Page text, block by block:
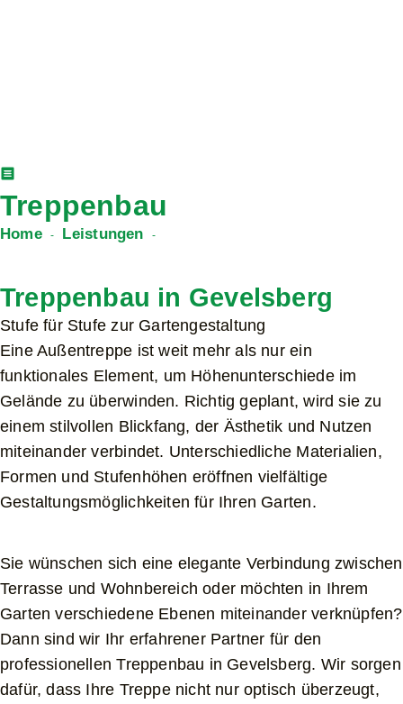
Treppenbau
Home - Leistungen -
Treppenbau in Gevelsberg
Stufe für Stufe zur Gartengestaltung
Eine Außentreppe ist weit mehr als nur ein
funktionales Element, um Höhenunterschiede im
Gelände zu überwinden. Richtig geplant, wird sie zu
einem stilvollen Blickfang, der Ästhetik und Nutzen
miteinander verbindet. Unterschiedliche Materialien,
Formen und Stufenhöhen eröffnen vielfältige
Gestaltungsmöglichkeiten für Ihren Garten.
Sie wünschen sich eine elegante Verbindung zwischen
Terrasse und Wohnbereich oder möchten in Ihrem
Garten verschiedene Ebenen miteinander verknüpfen?
Dann sind wir Ihr erfahrener Partner für den
professionellen Treppenbau in Gevelsberg. Wir sorgen
dafür, dass Ihre Treppe nicht nur optisch überzeugt,